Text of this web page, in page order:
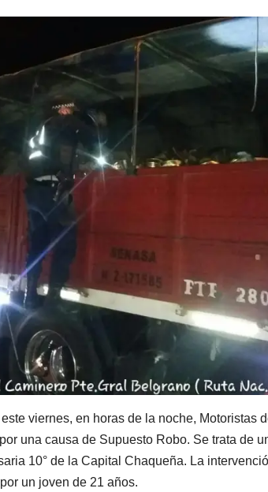
viernes, en horas de la noche, Motoristas
una causa de Supuesto Robo. Se trata de
10° de la Capital Chaqueña. La
un joven de 21 años.